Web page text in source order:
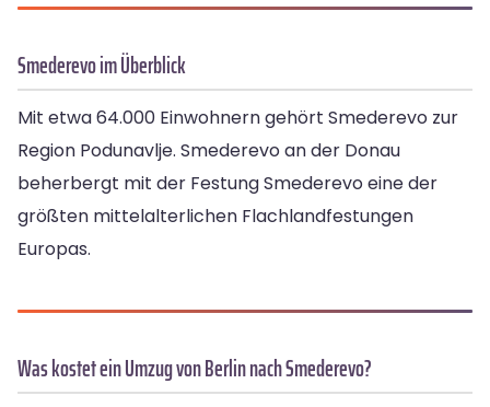
Smederevo im Überblick
Mit etwa 64.000 Einwohnern gehört Smederevo zur
Region Podunavlje. Smederevo an der Donau
beherbergt mit der Festung Smederevo eine der
größten mittelalterlichen Flachlandfestungen
Europas.
Was kostet ein Umzug von Berlin nach Smederevo?